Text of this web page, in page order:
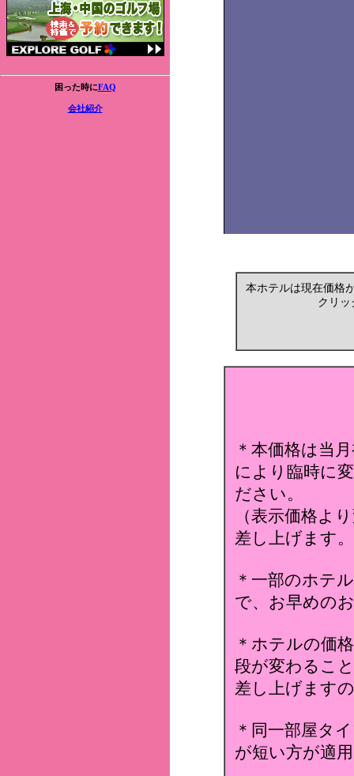
困った時にFAQ
会社紹介
本ホテルは現在価格
クリッ
＊本価格は当
により臨時に
ださい。
（表示価格よ
差し上げます
＊一部のホテ
で、お早めの
＊ホテルの価
段が変わるこ
差し上げます
＊同一部屋タ
が短い方が適